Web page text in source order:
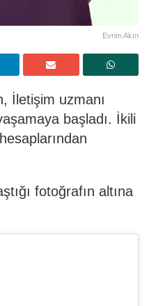
Evrim Akın
İletişim uzmanı
başladı. İkili
fotoğrafın altına